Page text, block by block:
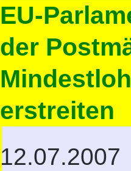
EU-
der
erstreiten
12.07.2007